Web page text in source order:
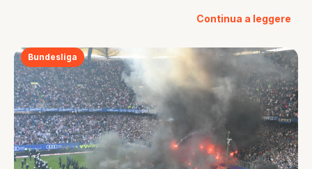
Continua a leggere
Bundesliga